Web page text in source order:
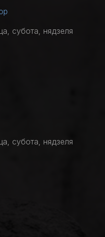
субота, нядзеля
субота, нядзеля